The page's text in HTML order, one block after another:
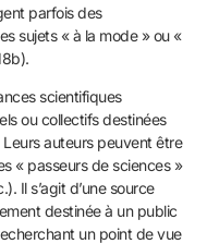
parfois des
sujets « à la mode » ou «
scientifiques
ou collectifs destinées
auteurs peuvent être
« passeurs de sciences »
Il s’agit d’une source
destinée à un public
un point de vue